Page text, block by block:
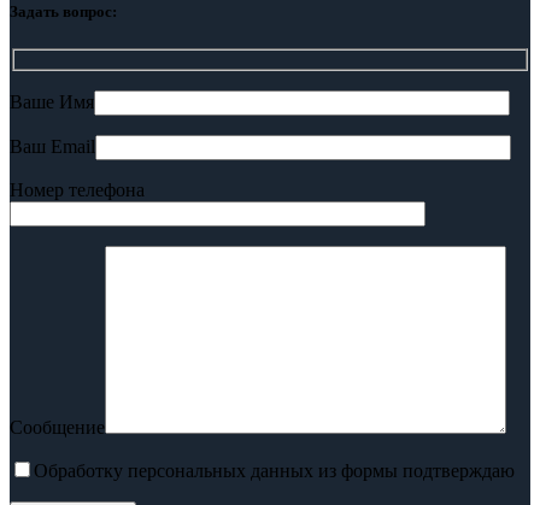
Задать вопрос:
Ваше Имя
Ваш Email
Номер телефона
Сообщение
Обработку персональных данных из формы подтверждаю